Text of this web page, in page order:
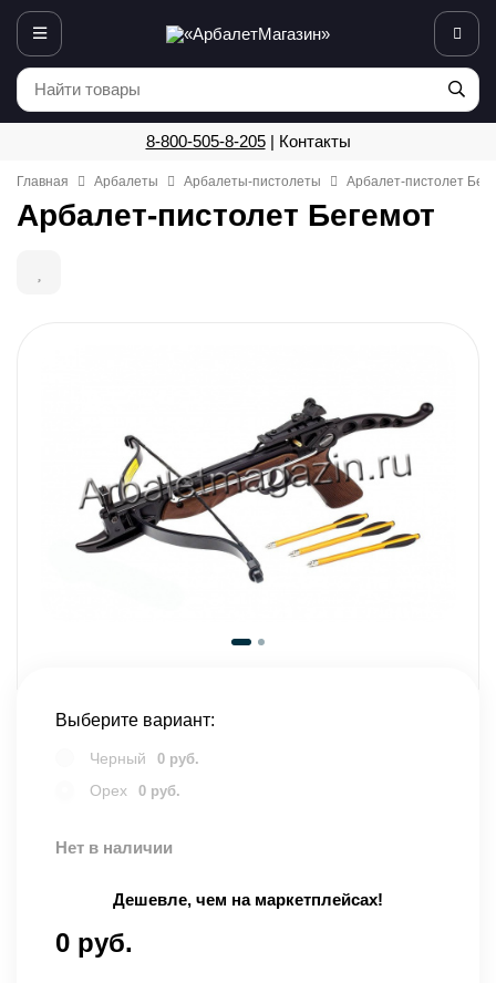
8-800-505-8-205| Контакты
Главная Арбалеты Арбалеты-пистолеты Арбалет-пистолет
Арбалет-пистолет Бегемот
Выберите вариант:
Черный 0 руб.
Орех 0 руб.
Нет в наличии
Дешевле, чем на маркетплейсах!
0 руб.